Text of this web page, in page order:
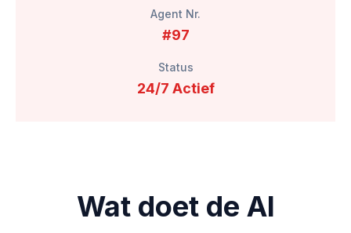
Agent Nr.
#97
Status
24/7 Actief
Wat doet de AI